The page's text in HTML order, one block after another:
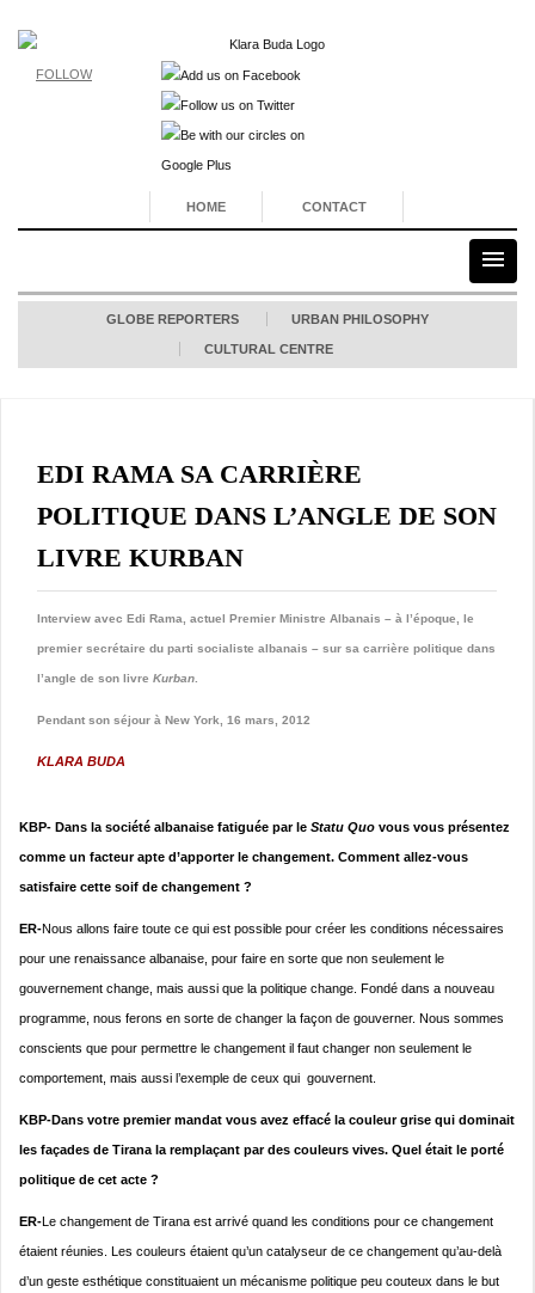
FOLLOW
HOME CONTACT
GLOBE REPORTERS URBAN PHILOSOPHY
CULTURAL CENTRE
EDI RAMA SA CARRIÈRE
POLITIQUE DANS L’ANGLE DE SON
LIVRE KURBAN
Interview avec Edi Rama, actuel Premier Ministre Albanais – à l’époque, le
premier secrétaire du parti socialiste albanais – sur sa carrière politique dans
l’angle de son livre Kurban
Pendant son séjour à New York, 16 mars, 2012
KLARA BUDA
KBP- Dans la société albanaise fatiguée par le Statu Quo vous vous présentez
comme un facteur apte d’apporter le changement. Comment allez-vous
satisfaire cette soif de changement ?
ER-Nous allons faire toute ce qui est possible pour créer les conditions nécessaires
pour une renaissance albanaise, pour faire en sorte que non seulement le
gouvernement change, mais aussi que la politique change. Fondé dans a nouveau
programme, nous ferons en sorte de changer la façon de gouverner. Nous sommes
conscients que pour permettre le changement il faut changer non seulement le
comportement, mais aussi l’exemple de ceux qui gouvernent.
KBP-Dans votre premier mandat vous avez effacé la couleur grise qui dominait
les façades de Tirana la remplaçant par des couleurs vives. Quel était le porté
politique de cet acte ?
ER-Le changement de Tirana est arrivé quand les conditions pour ce changement
étaient réunies. Les couleurs étaient qu’un catalyseur de ce changement qu’au-delà
d’un geste esthétique constituaient un mécanisme politique peu couteux dans le but